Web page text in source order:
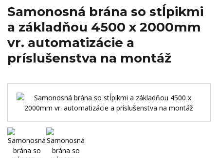
Samonosná brána so stĺpikmi
a základňou 4500 x 2000mm
vr. automatizácie a
príslušenstva na montáž